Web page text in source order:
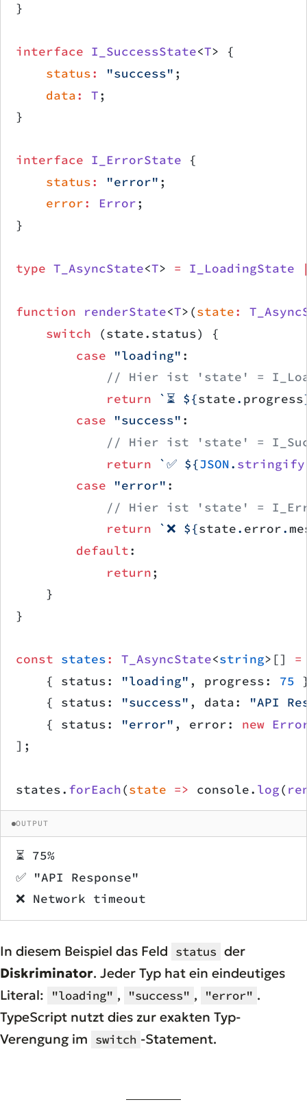
}
interface I_SuccessState<T> {
    status
: "success" ;
    data
: T;
}
interface I_ErrorState {
    status
: "error" ;
    error
: Error;
}
type T_AsyncState<T> = I_LoadingState
function renderState<T>(state:
    switch
(state.status) {
        case
"loading" :
// Hier ist 'state' =
            return
`⏳ ${state. progress
        case
"success" :
// Hier ist 'state' =
            return
`✅ ${JSON. stringify
        case
"error" :
// Hier ist 'state' =
            return
`❌ ${state. error.
        default
:
            return
;
    }
}
const states: T_AsyncState<string>[] =
    { status:
"loading" , progress: 75
    { status:
"success" , data: "API
    { status:
"error" , error: new
];
states. forEach(state => console. log(
OUTPUT
⏳ 75%
✅ "API Response"
❌ Network timeout
In diesem Beispiel das Feld status der
Diskriminator. Jeder Typ hat ein eindeutiges
Literal:
"loading" , "success" , "error" .
TypeScript nutzt dies zur exakten Typ-
Verengung im switch -Statement.